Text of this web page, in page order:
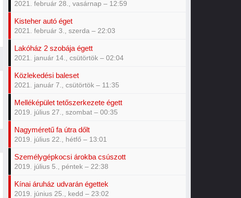
2021. február 28., vasárnap – 12:59
Kisteher autó éget
2021. február 3., szerda – 22:03
Lakóház 2 szobája égett
2021. január 14., csütörtök – 02:04
Közlekedési baleset
2021. január 7., csütörtök – 11:35
Melléképület tetőszerkezete égett
2019. július 27., szombat – 00:35
Nagyméretű fa útra dőlt
2019. július 22., hétfő – 13:01
Személygépkocsi árokba csúszott
2019. július 5., péntek – 22:38
Kínai áruház udvarán égettek
2019. június 25., kedd – 23:02